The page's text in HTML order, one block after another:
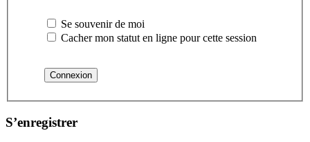
Se souvenir de moi
Cacher mon statut en ligne pour cette session
S’enregistrer